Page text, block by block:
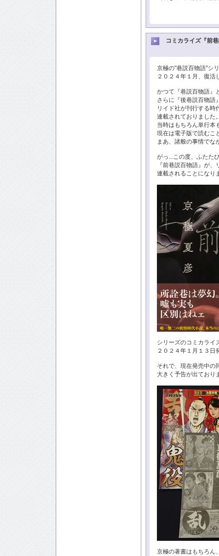
コミカライズ『前
京極の"巷説百物語"シ
２０２４年１月、復活
かつて『巷説百物語』
さらに『後巷説百物語
リイド社が刊行する時
連載されておりました
当時はもちろん単行本
現在は電子版で読むこ
まあ、諸般の事情でな
がっ...この度、ふたた
『前巷説百物語』が
連載されることになり
シリーズのコミカライ
２０２４年１月１３日
それで、現在発売中の
大きく予告が出ており
京極の著書はもちろん